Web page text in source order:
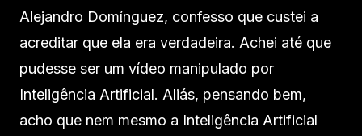
Alejandro Domínguez, confesso que custei a
acreditar que ela era verdadeira. Achei até que
pudesse ser um vídeo manipulado por
Inteligência Artificial. Aliás, pensando bem,
acho que nem mesmo a Inteligência Artificial